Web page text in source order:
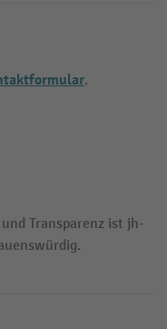
.
Transparenz ist jh-